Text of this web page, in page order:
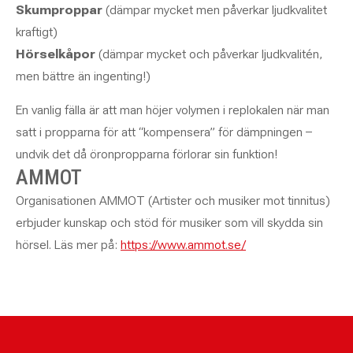
Skumproppar (dämpar mycket men påverkar ljudkvalitet
kraftigt)
Hörselkåpor (dämpar mycket och påverkar ljudkvalitén,
men bättre än ingenting!)
En vanlig fälla är att man höjer volymen i replokalen när man
satt i propparna för att “kompensera” för dämpningen –
undvik det då öronpropparna förlorar sin funktion!
AMMOT
Organisationen AMMOT (Artister och musiker mot tinnitus)
erbjuder kunskap och stöd för musiker som vill skydda sin
hörsel. Läs mer på: https://www.ammot.se/